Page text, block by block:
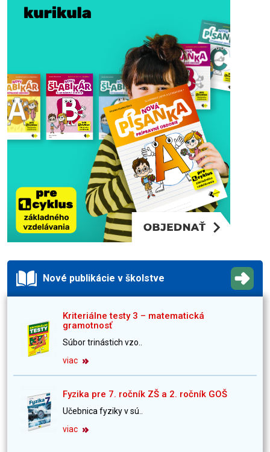
Nové publikácie v školstve
Kriteriálne testy 3 – matematická
gramotnosť
Súbor trinástich vzo..
viac
Fyzika pre 7. ročník ZŠ a 2. ročník GOŠ
Učebnica fyziky v sú..
viac